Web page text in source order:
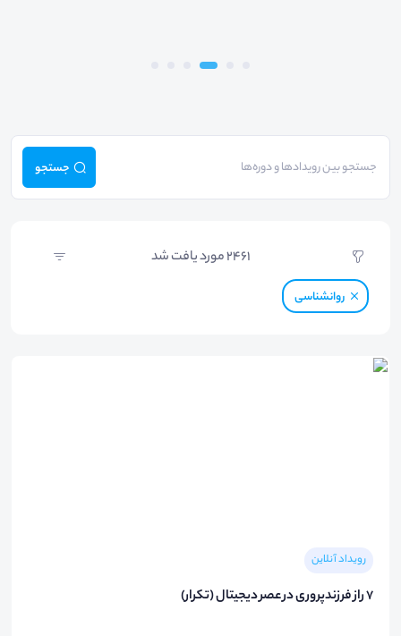
جستجو
2461مورد یافت شد
روانشناسی
رویداد آنلاین
۷ راز فرزندپروری در عصر دیجیتال (تکرار)